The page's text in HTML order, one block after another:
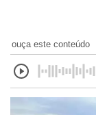
ouça este conteúdo